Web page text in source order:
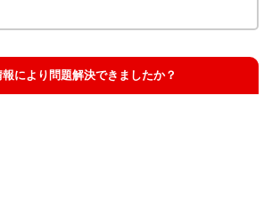
報により問題解決できましたか？